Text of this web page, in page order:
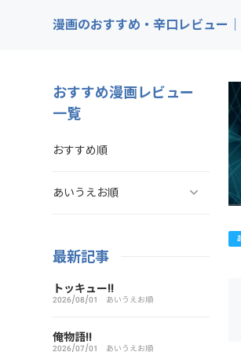
漫画のおすすめ・辛口レビュー
おすすめ漫画レビュー
一覧
おすすめ順
あいうえお順
最新記事
トッキュー!!
2026/08/01 あいうえお順
俺物語!!
2026/07/01 あいうえお順